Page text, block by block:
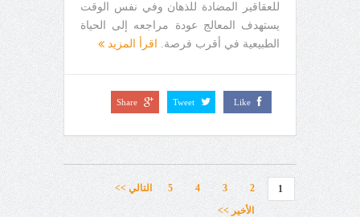
للعقاقير المضادة للذهان وفي نفس الوقت
يستهدف المعالج عودة مراجعه إلى الحياة
الطبيعية في أقرب فرصة.
اقرأ المزيد
Like
Tweet
Share
1
2
3
4
5
التالي >>
الأخير >>